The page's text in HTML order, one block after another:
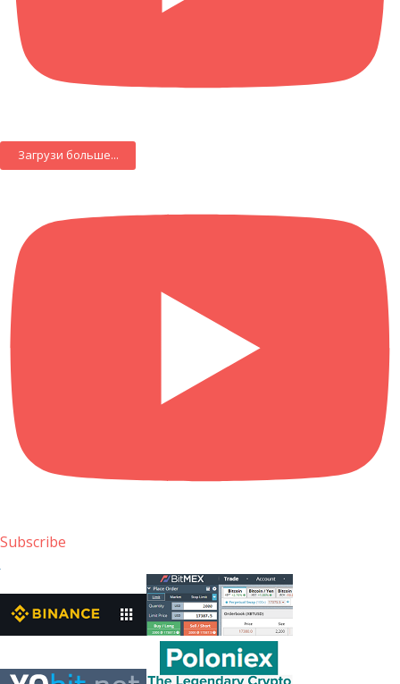
Загрузи больше...
Subscribe